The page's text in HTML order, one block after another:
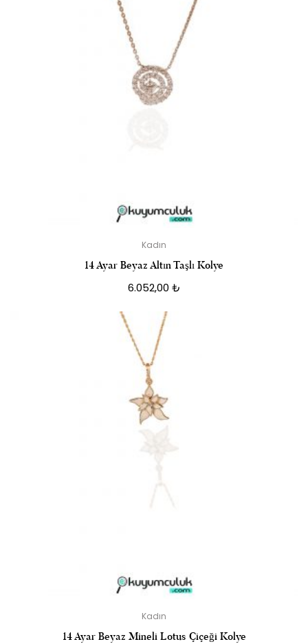
Kadın
14 Ayar Beyaz Altın Taşlı Kolye
6.052,00 ₺
Kadın
14 Ayar Beyaz Mineli Lotus Çiçeği Kolye